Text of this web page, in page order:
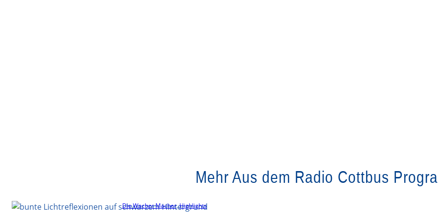
Mehr Aus dem Radio Cottbus
Die Wacher Macher, Highlights